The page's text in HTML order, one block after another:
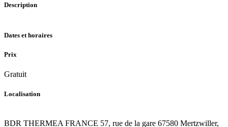
Description
Dates et horaires
Prix
Gratuit
Localisation
BDR THERMEA FRANCE 57, rue de la gare 67580 Mertzwiller,